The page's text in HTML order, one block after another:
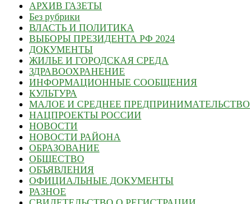
АРХИВ ГАЗЕТЫ
Без рубрики
ВЛАСТЬ И ПОЛИТИКА
ВЫБОРЫ ПРЕЗИДЕНТА РФ 2024
ДОКУМЕНТЫ
ЖИЛЬЕ И ГОРОДСКАЯ СРЕДА
ЗДРАВООХРАНЕНИЕ
ИНФОРМАЦИОННЫЕ СООБЩЕНИЯ
КУЛЬТУРА
МАЛОЕ И СРЕДНЕЕ ПРЕДПРИНИМАТЕЛЬСТВО
НАЦПРОЕКТЫ РОССИИ
НОВОСТИ
НОВОСТИ РАЙОНА
ОБРАЗОВАНИЕ
ОБЩЕСТВО
ОБЪЯВЛЕНИЯ
ОФИЦИАЛЬНЫЕ ДОКУМЕНТЫ
РАЗНОЕ